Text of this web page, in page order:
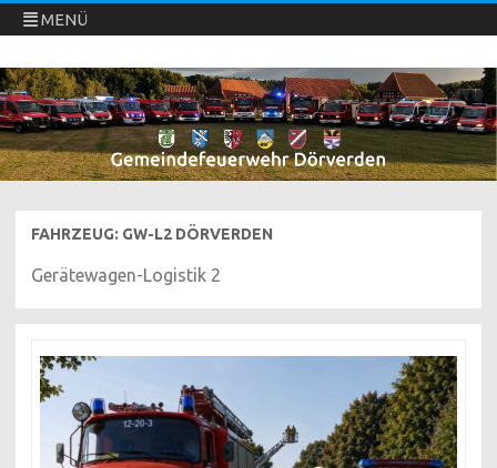
MENÜ
Freiwillige Feuerwehren Dörverden
Direkt
zum
Inhalt
springen
FAHRZEUG: GW-L2 DÖRVERDEN
Gerätewagen-Logistik 2